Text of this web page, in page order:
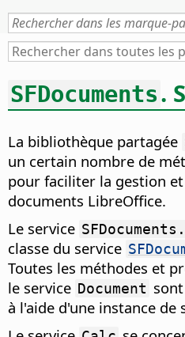
SFDocuments.
La bibliothèque partagée
un certain nombre de
pour faciliter la gestion
documents LibreOffice.
Le service
classe du service
Toutes les méthodes et
le service Document
à l'aide d'une instance de